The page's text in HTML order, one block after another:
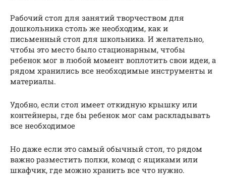
Рабочий стол для занятий творчеством для
дошкольника столь же необходим, как и
письменный стол для школьника. И желательно,
чтобы это место было стационарным, чтобы
ребенок мог в любой момент воплотить свои идеи, а
рядом хранились все необходимые инструменты и
материалы.
Удобно, если стол имеет откидную крышку или
контейнеры, где бы ребенок мог сам раскладывать
все необходимое
Но даже если это самый обычный стол, то рядом
важно разместить полки, комод с ящиками или
шкафчик, где можно хранить все что нужно.